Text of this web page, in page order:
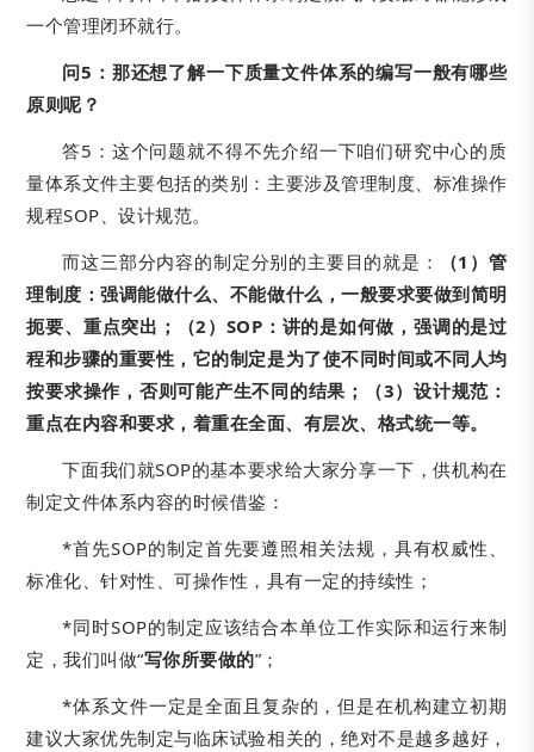
一个管理闭环就行。
问5： 那还想了解一下质量文件体系的编写一般有哪些
原则呢？
答5：这个问题就不得不先介绍一下咱们研究中心的质
量体系文件主要包括的类别：主要涉及管理制度、标准操作
规程SOP、设计规范。
而这三部分内容的制定分别的主要目的就是：
（1）管
理制度：强调能做什么、不能做什么，一般要求要做到简明
扼要、重点突出；（2）SOP：讲的是如何做，强调的是过
程和步骤的重要性，它的制定是为了使不同时间或不同人均
按要求操作，否则可能产生不同的结果；（3）设计规范：
重点在内容和要求，着重在全面、有层次、格式统一等。
下面我们就SOP的基本要求给大家分享一下，供机构在
制定文件体系内容的时候借鉴：
*首先SOP的制定首先要遵照相关法规，具有权威性、
标准化、针对性、可操作性，具有一定的持续性；
*同时SOP的制定应该结合本单位工作实际和运行来制
定，我们叫做“写你所要做的”；
*体系文件一定是全面且复杂的，但是在机构建立初期
建议大家优先制定与临床试验相关的，绝对不是越多越好，